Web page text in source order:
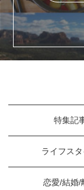
特集記
ライフス
恋愛/結婚/